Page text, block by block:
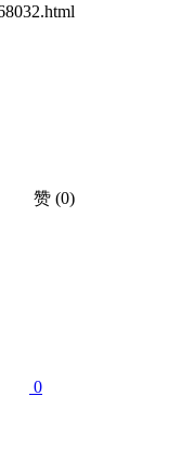
赞 (0)
0